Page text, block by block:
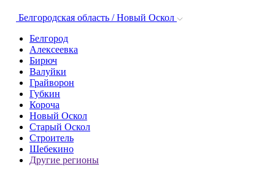
Белгородская область / Новый Оскол
Белгород
Алексеевка
Бирюч
Валуйки
Грайворон
Губкин
Короча
Новый Оскол
Старый Оскол
Строитель
Шебекино
Другие регионы